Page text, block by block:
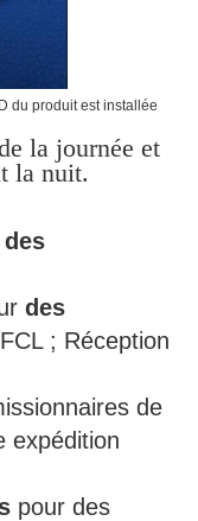
du produit est installée
la journée et
la nuit.
des
des
; Réception
de
expédition
pour des